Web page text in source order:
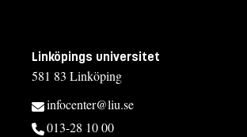
Linköpings universitet
581 83 Linköping
infocenter@liu.se
013-28 10 00